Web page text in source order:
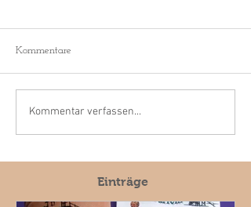
Kommentare
Kommentar verfassen...
Einträge